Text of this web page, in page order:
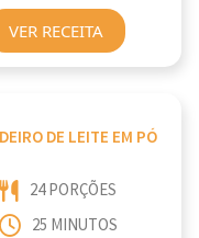
VER RECEITA
DE LEITE EM PÓ
24 PORÇÕES
25 MINUTOS